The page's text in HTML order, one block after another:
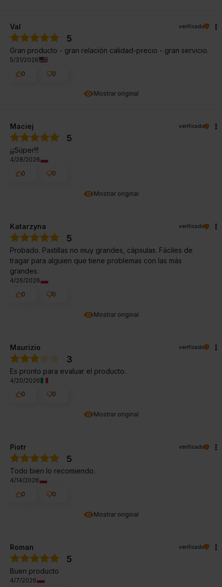
Mostrar original
Val verificado
5
Gran producto - gran relación calidad-precio - gran servicio.
5/31/2026
0
0
Mostrar original
Maciej verificado
5
¡¡¡Súper!!!
4/28/2026
0
0
Mostrar original
Katarzyna verificado
5
Probado. Pastillas no muy grandes, cápsulas. Fáciles de
tragar para alguien que tiene problemas con las más
grandes.
4/26/2026
0
0
Mostrar original
Maurizio verificado
3
Es pronto para evaluar el producto.
4/20/2026
0
0
Mostrar original
Piotr verificado
5
Todo bien lo recomiendo.
4/14/2026
0
0
Roman verificado
5
Buen producto
4/7/2026